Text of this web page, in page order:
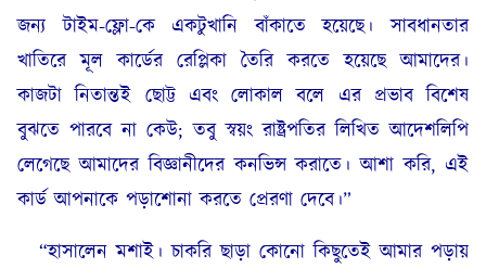
জন্য টাইম-ফ্লো-কে একটুখানি বাঁকাতে হয়েছে। সাবধানতার
খাতিরে মূল কার্ডের রেপ্লিকা তৈরি করতে হয়েছে আমাদের।
কাজটা নিতান্তই ছোট্ট এবং লোকাল বলে এর প্রভাব বিশেষ
বুঝতে পারবে না কেউ; তবু স্বয়ং রাষ্ট্রপতির লিখিত আদেশলিপি
লেগেছে আমাদের বিজ্ঞানীদের কনভিন্স করাতে। আশা করি, এই
কার্ড আপনাকে পড়াশোনা করতে প্রেরণা দেবে।”
“হাসালেন মশাই। চাকরি ছাড়া কোনো কিছুতেই আমার পড়ায়